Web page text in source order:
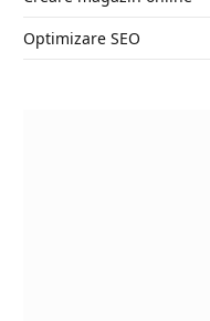
Optimizare SEO